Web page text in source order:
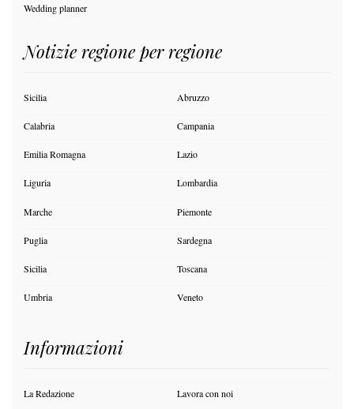
Wedding planner
Notizie regione per regione
Sicilia Abruzzo
Calabria Campania
Emilia Romagna Lazio
Liguria Lombardia
Marche Piemonte
Puglia Sardegna
Sicilia Toscana
Umbria Veneto
Informazioni
La Redazione Lavora con noi